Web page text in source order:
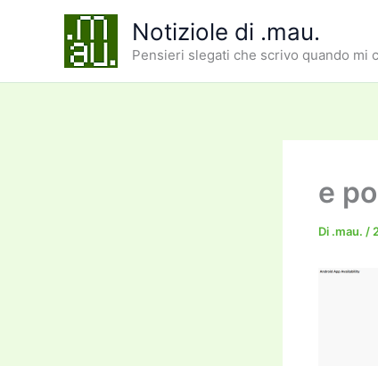
Notiziole di .mau.
Pensieri slegati che scrivo quando mi
e
Di .mau. /